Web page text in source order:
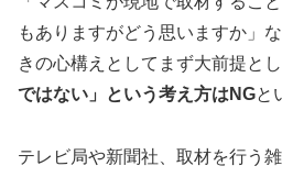
もありますがどう思いますか」
きの心構えとしてまず大前提とし
ではない」という考え方はNGと
テレビ局や新聞社、取材を行う